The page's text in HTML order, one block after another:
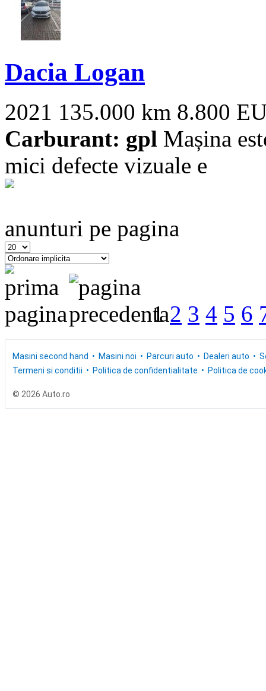
Dacia Logan
2021 135.000 km 8.800
Carburant: gpl Mașina
mici defecte vizuale e
anunturi pe pagina
1 2 3 4 5 6
Masini second hand Masini noi Parcuri auto Dealeri auto
Termeni si conditii
Politica de confidentialitate Politica de
© 2026 Auto.ro